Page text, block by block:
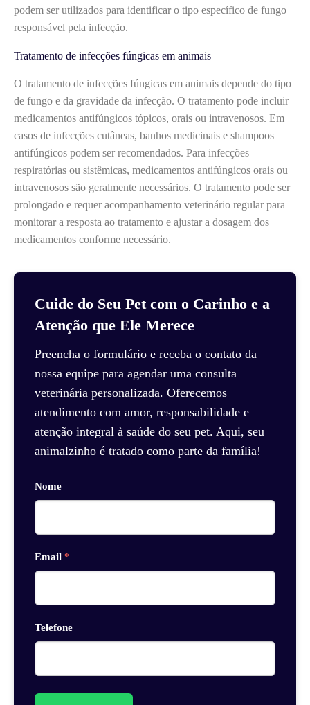
podem ser utilizados para identificar o tipo específico de fungo
responsável pela infecção.
Tratamento de infecções fúngicas em animais
O tratamento de infecções fúngicas em animais depende do tipo
de fungo e da gravidade da infecção. O tratamento pode incluir
medicamentos antifúngicos tópicos, orais ou intravenosos. Em
casos de infecções cutâneas, banhos medicinais e shampoos
antifúngicos podem ser recomendados. Para infecções
respiratórias ou sistêmicas, medicamentos antifúngicos orais ou
intravenosos são geralmente necessários. O tratamento pode ser
prolongado e requer acompanhamento veterinário regular para
monitorar a resposta ao tratamento e ajustar a dosagem dos
medicamentos conforme necessário.
Cuide do Seu Pet com o Carinho e a
Atenção que Ele Merece
Preencha o formulário e receba o contato da
nossa equipe para agendar uma consulta
veterinária personalizada. Oferecemos
atendimento com amor, responsabilidade e
atenção integral à saúde do seu pet. Aqui, seu
animalzinho é tratado como parte da família!
Nome
Email *
Telefone